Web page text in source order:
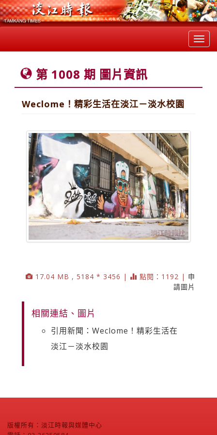
第 1008 期 圖片資訊
Weclome！精彩生活在淡江－淡水校園
17.04 MB , 5184 * 3456 | 點閱：1192 | 申
請圖片
相關連結、圖片
引用新聞：Weclome！精彩生活在
淡江－淡水校園
版權所有：淡江時報與媒體中心